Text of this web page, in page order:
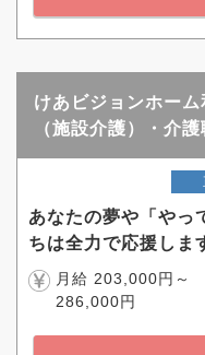
けあビジョンホー
（施設介護）・介
あなたの夢や「やっ
ちは全力で応援しま
月給 203,000円～
286,000円